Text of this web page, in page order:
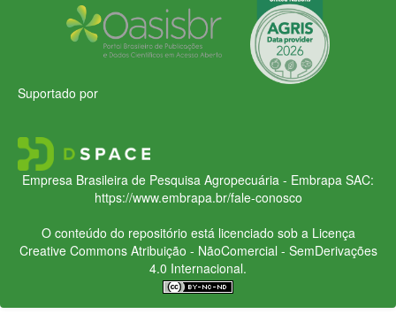
Suportado por
Empresa Brasileira de Pesquisa Agropecuária - Embrapa SAC:
https://www.embrapa.br/fale-conosco
O conteúdo do repositório está licenciado sob a Licença
Creative CommonsAtribuição - NãoComercial - SemDerivações
4.0 Internacional.